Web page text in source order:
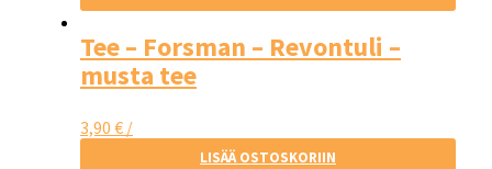
Tee – Forsman – Revontuli –
musta tee
3,90 € /
LISÄÄ OSTOSKORIIN